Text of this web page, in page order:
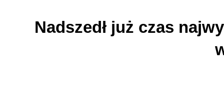
Nadszedł już czas